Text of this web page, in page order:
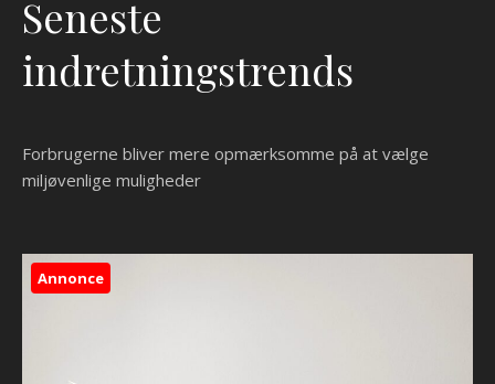
Seneste
indretningstrends
Forbrugerne bliver mere opmærksomme på at vælge
miljøvenlige muligheder
Annonce